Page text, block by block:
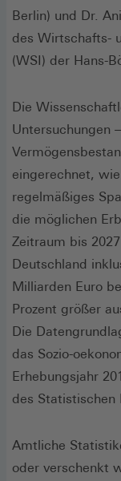
Berlin) und Dr.
des Wirtschafts-
(WSI) der Hans-
Die
Untersuchungen
eingerechnet,
regelmäßiges
die möglichen
Zeitraum bis
Deutschland
Milliarden Euro
Prozent größer
Die
das Sozio-
Erhebungsjahr
des Statistischen
Amtliche
oder verschenkt